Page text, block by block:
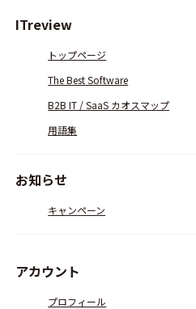
ITreview
トップページ
The Best Software
B2B IT / SaaS カオスマップ
用語集
お知らせ
キャンペーン
アカウント
プロフィール